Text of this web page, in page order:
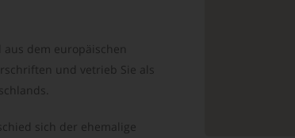
dem europäischen
und vetrieb Sie als
sich der ehemalige